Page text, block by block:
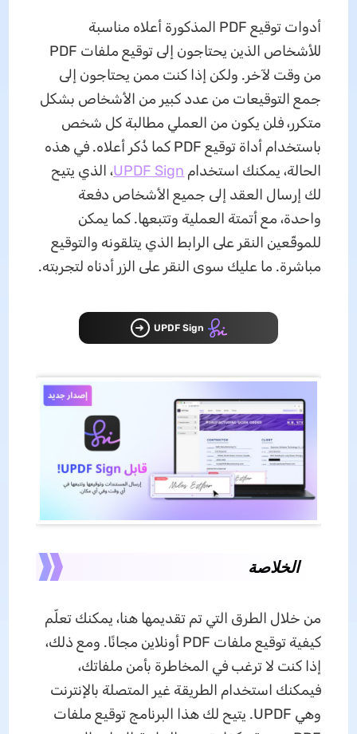
أدوات توقيع PDF المذكورة أعلاه مناسبة
للأشخاص الذين يحتاجون إلى توقيع ملفات PDF
من وقت لآخر. ولكن إذا كنت ممن يحتاجون إلى
جمع التوقيعات من عدد كبير من الأشخاص بشكل
متكرر، فلن يكون من العملي مطالبة كل شخص
باستخدام أداة توقيع PDF كما ذُكر أعلاه. في هذه
الحالة، يمكنك استخدام UPDF Sign، الذي يتيح
لك إرسال العقد إلى جميع الأشخاص دفعة
واحدة، مع أتمتة العملية وتتبعها. كما يمكن
للموقّعين النقر على الرابط الذي يتلقونه والتوقيع
مباشرة. ما عليك سوى النقر على الزر أدناه لتجربته.
UPDF Sign
الخلاصة
من خلال الطرق التي تم تقديمها هنا، يمكنك تعلّم
كيفية توقيع ملفات PDF أونلاين مجانًا. ومع ذلك،
إذا كنت لا ترغب في المخاطرة بأمن ملفاتك،
فيمكنك استخدام الطريقة غير المتصلة بالإنترنت
وهي UPDF. يتيح لك هذا البرنامج توقيع ملفات